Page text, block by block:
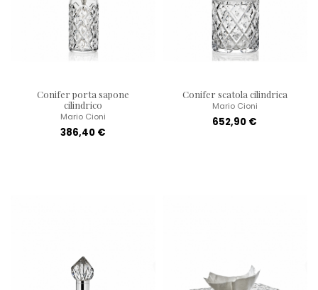
Conifer porta sapone
cilindrico
Mario Cioni
386,40 €
Conifer scatola cilindrica
Mario Cioni
652,90 €